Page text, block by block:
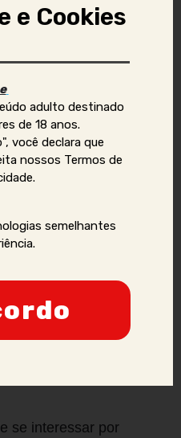
ilegais ou abusivos,
direitos autorais, uso
pessoais (como telefone,
envie um e-mail para:
de forma mais eficaz.
várias denúncias podem
e a confiança dos
todas as medidas
seguro e
se interessar por
e Cookies
adulto destinado
de 18 anos.
você declara que
nossos Termos de
semelhantes